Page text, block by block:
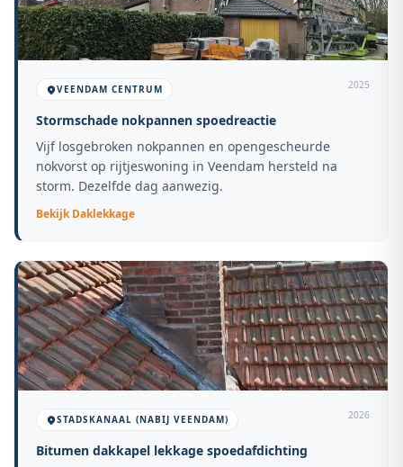
VEENDAM CENTRUM 2025
Stormschade nokpannen spoedreactie
Vijf losgebroken nokpannen en opengescheurde
nokvorst op rijtjeswoning in Veendam hersteld na
storm. Dezelfde dag aanwezig.
BekijkDaklekkage
STADSKANAAL (NABIJ VEENDAM) 2026
Bitumen dakkapel lekkage spoedafdichting